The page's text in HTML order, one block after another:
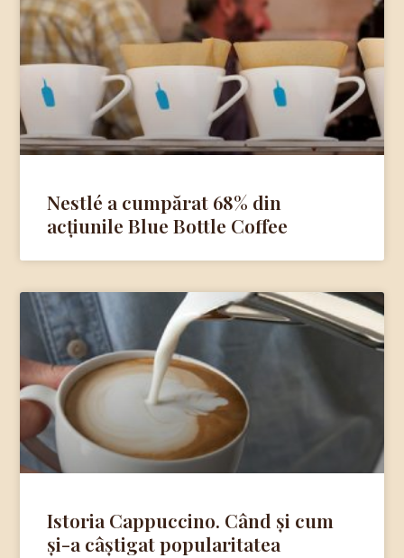
Nestlé a cumpărat 68% din
acțiunile Blue Bottle Coffee
Istoria Cappuccino. Când și cum
și-a câștigat popularitatea